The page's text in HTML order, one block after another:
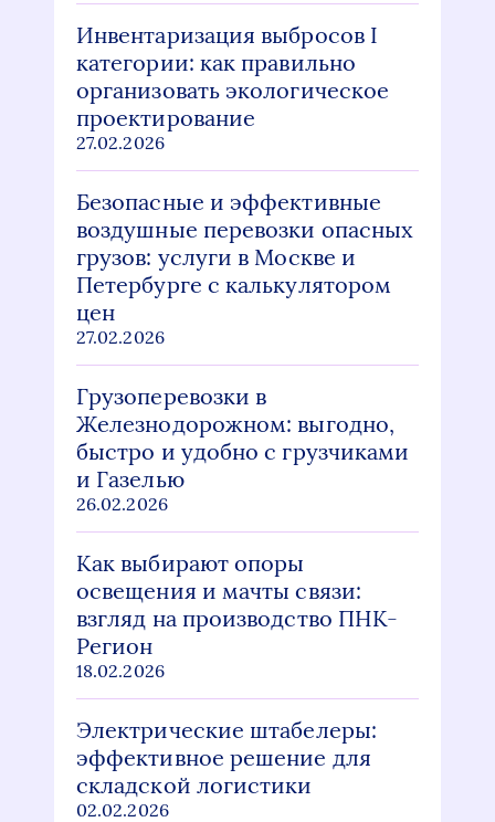
Инвентаризация выбросов I
категории: как правильно
организовать экологическое
проектирование
27.02.2026
Безопасные и эффективные
воздушные перевозки опасных
грузов: услуги в Москве и
Петербурге с калькулятором
цен
27.02.2026
Грузоперевозки в
Железнодорожном: выгодно,
быстро и удобно с грузчиками
и Газелью
26.02.2026
Как выбирают опоры
освещения и мачты связи:
взгляд на производство ПНК-
Регион
18.02.2026
Электрические штабелеры:
эффективное решение для
складской логистики
02.02.2026